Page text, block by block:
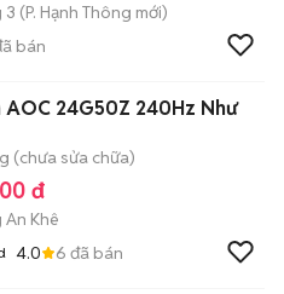
3 (P. Hạnh Thông mới)
bán
AOC 24G50Z 240Hz Như
(chưa sửa chữa)
đ
An Khê
4.0 6 đã bán